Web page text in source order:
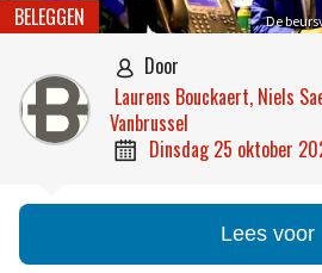
De
BELEGGEN

door
Laurens Bouckaert, Niels
Vanbrussel
 dinsdag 25 oktober
Lees voor